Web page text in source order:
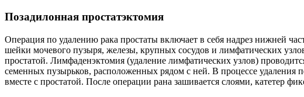
Позадилонная простатэктомия
Операция по удалению рака простаты включает в себя надрез нижней
шейки мочевого пузыря, железы, крупных сосудов и лимфатических
простатой. Лимфаденэктомия (удаление лимфатических узлов)
семенных пузырьков, расположенных рядом с ней. В процессе удаления
вместе с простатой. После операции рана зашивается слоями, катетер